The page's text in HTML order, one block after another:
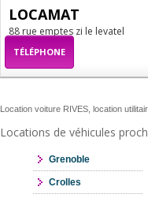
LOCAMAT
88 rue emptes zi le levatel
TÉLÉPHONE
Location voiture RIVES, location
Locations de véhicules
Grenoble
Crolles